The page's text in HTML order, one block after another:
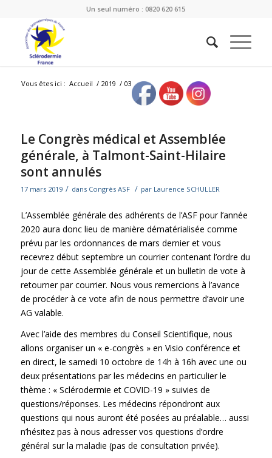
Un seul numéro : 0820 620 615
Vous êtes ici : Accueil / 2019 / 03
Le Congrès médical et Assemblée
générale, à Talmont-Saint-Hilaire
sont annulés
17 mars 2019 / dans Congrès ASF / par Laurence SCHULLER
L’Assemblée générale des adhérents de l’ASF pour l’année
2020 aura donc lieu de manière dématérialisée comme
prévu par les ordonnances de mars dernier et vous
recevrez début septembre un courrier contenant l’ordre du
jour de cette Assemblée générale et un bulletin de vote à
retourner par courrier. Nous vous remercions à l’avance
de procéder à ce vote afin de nous permettre d’avoir une
AG valable.
Avec l’aide des membres du Conseil Scientifique, nous
allons organiser un « e-congrès » en Visio conférence et
en direct, le samedi 10 octobre de 14h à 16h avec une ou
deux présentations par les médecins en particulier le
thème : « Sclérodermie et COVID-19 » suivies de
questions/réponses. Les médecins répondront aux
questions qui nous auront été posées au préalable… aussi
n’hésitez pas à nous adresser vos questions d’ordre
général sur la maladie (pas de consultation privée).